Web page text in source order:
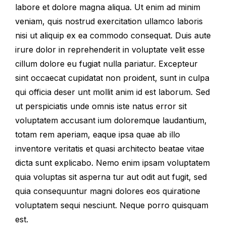
labore et dolore magna aliqua. Ut enim ad minim
veniam, quis nostrud exercitation ullamco laboris
nisi ut aliquip ex ea commodo consequat. Duis aute
irure dolor in reprehenderit in voluptate velit esse
cillum dolore eu fugiat nulla pariatur. Excepteur
sint occaecat cupidatat non proident, sunt in culpa
qui officia deser unt mollit anim id est laborum. Sed
ut perspiciatis unde omnis iste natus error sit
voluptatem accusant ium doloremque laudantium,
totam rem aperiam, eaque ipsa quae ab illo
inventore veritatis et quasi architecto beatae vitae
dicta sunt explicabo. Nemo enim ipsam voluptatem
quia voluptas sit asperna tur aut odit aut fugit, sed
quia consequuntur magni dolores eos quiratione
voluptatem sequi nesciunt. Neque porro quisquam
est.